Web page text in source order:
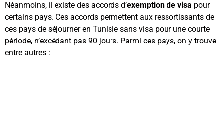
Néanmoins, il existe des accords d’exemption de visa pour
certains pays. Ces accords permettent aux ressortissants de
ces pays de séjourner en Tunisie sans visa pour une courte
période, n’excédant pas 90 jours. Parmi ces pays, on y trouve
entre autres :